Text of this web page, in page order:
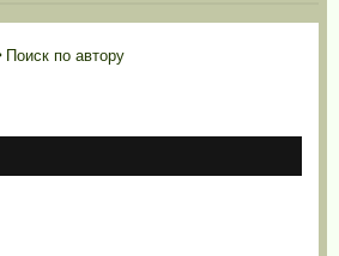
Поиск по автору